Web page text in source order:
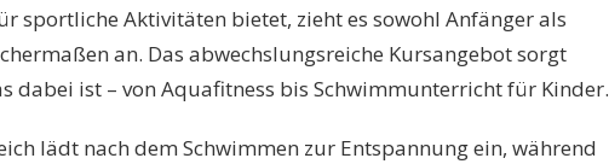
sportliche Aktivitäten bietet, zieht es sowohl Anfänger als
an. Das abwechslungsreiche Kursangebot sorgt
dabei ist – von Aquafitness bis Schwimmunterricht für Kinder.
lädt nach dem Schwimmen zur Entspannung ein, während